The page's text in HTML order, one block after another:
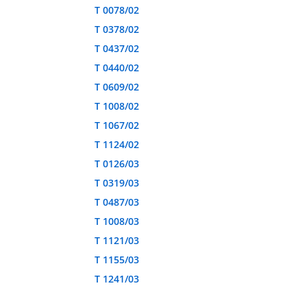
T 0078/02
T 0378/02
T 0437/02
T 0440/02
T 0609/02
T 1008/02
T 1067/02
T 1124/02
T 0126/03
T 0319/03
T 0487/03
T 1008/03
T 1121/03
T 1155/03
T 1241/03